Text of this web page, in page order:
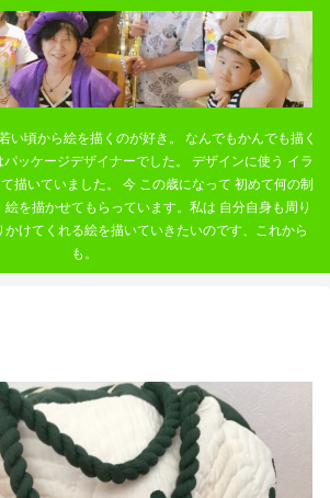
い頃から絵を描くのが好き。 なんでもかんでも描く
ッケージデザイナーでした。 デザインに使う イラ
描いていました。 今 この歳になって 初めて何の制
を描かせてもらっています。私は 自分自身も周り
けてくれる絵を描いていきたいのです、これから
も。